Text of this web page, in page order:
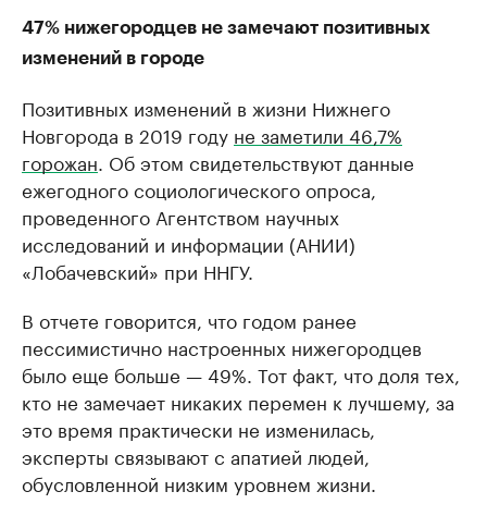
47% нижегородцев не замечают позитивных
изменений в городе
Позитивных изменений в жизни Нижнего
Новгорода в 2019 году не заметили 46,7%
горожан. Об этом свидетельствуют данные
ежегодного социологического опроса,
проведенного Агентством научных
исследований и информации (АНИИ)
«Лобачевский» при ННГУ.
В отчете говорится, что годом ранее
пессимистично настроенных нижегородцев
было еще больше — 49%. Тот факт, что доля тех,
кто не замечает никаких перемен к лучшему, за
это время практически не изменилась,
эксперты связывают с апатией людей,
обусловленной низким уровнем жизни.